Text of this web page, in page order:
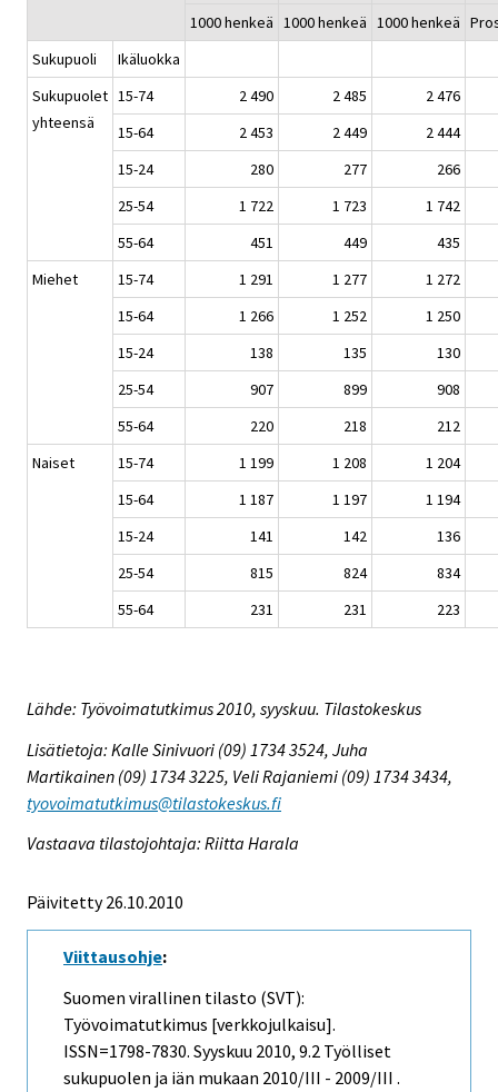
1000 henkeä 1000 henkeä 1000 henkeä
Sukupuoli
Ikäluokka
Sukupuolet
yhteensä
15-74 2 490 2 485
2 476
15-64
2 453 2 449
2 444
15-24
280 277
266
25-54
1 722 1 723
1 742
55-64
451 449
435
Miehet
15-74 1 291 1 277
1 272
15-64
1 266 1 252
1 250
15-24
138 135
130
25-54
907 899
908
55-64
220 218
212
Naiset
15-74 1 199 1 208
1 204
15-64
1 187 1 197
1 194
15-24
141 142
136
25-54
815 824
834
55-64
231 231 223
Lähde: Työvoimatutkimus 2010, syyskuu. Tilastokeskus
Lisätietoja: Kalle Sinivuori (09) 1734 3524, Juha
Martikainen (09) 1734 3225, Veli Rajaniemi (09) 1734 3434,
tyovoimatutkimus@tilastokeskus.fi
Vastaava tilastojohtaja: Riitta Harala
Päivitetty 26.10.2010
Viittausohje:
Suomen virallinen tilasto (SVT):
Työvoimatutkimus [verkkojulkaisu].
ISSN=1798-7830. Syyskuu 2010, 9.2 Työlliset
sukupuolen ja iän mukaan 2010/III - 2009/III .